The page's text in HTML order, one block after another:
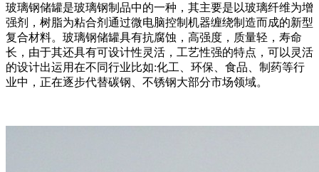
玻璃钢储罐是玻璃钢制品中的一种，其主要是以玻璃纤维为增
强剂，树脂为粘合剂通过微电脑控制机器缠绕制造而成的新型
复合材料。玻璃钢储罐具有抗腐蚀，高强度，质量轻，寿命
长，由于其还具有可设计性灵活，工艺性强的特点，可以灵活
的设计出运用在不同行业比如:化工、环保、食品、制药等行
业中，正在逐步代替碳钢、不锈钢大部分市场领域。